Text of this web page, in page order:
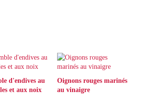
d'endives au
et aux noix
Oignons rouges marinés
au vinaigre